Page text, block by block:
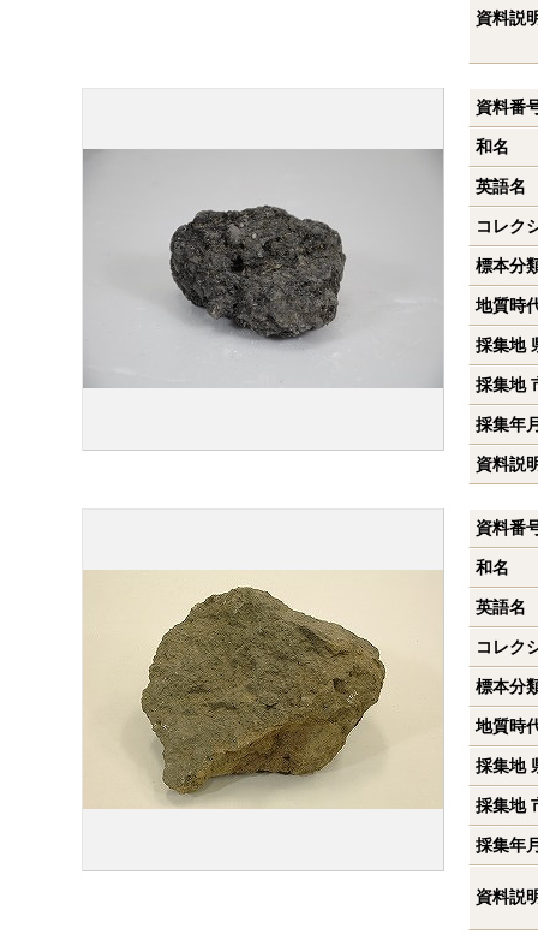
資料説
資料番
和名
英語名
コレク
標本分
地質時
採集地
採集地
採集年
資料説
資料番
和名
英語名
コレク
標本分
地質時
採集地
採集地
採集年
資料説